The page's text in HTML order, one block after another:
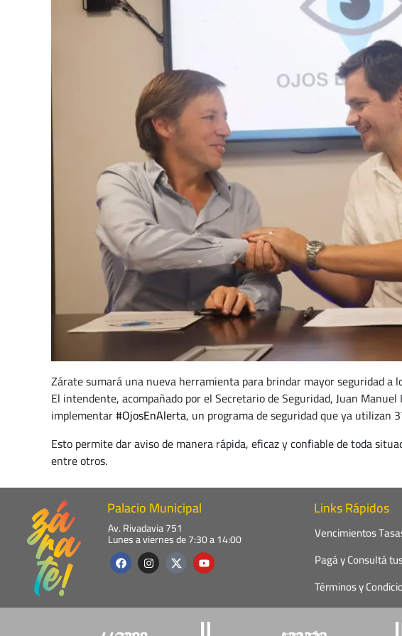
Zárate sumará una nueva herramienta para brindar mayor seguridad a
El intendente, acompañado por el Secretario de Seguridad, Juan
implementar#OjosEnAlerta, un programa de seguridad que ya utilizan
Esto permite dar aviso de manera rápida, eficaz y confiable de toda
entre otros.
Palacio Municipal
Av. Rivadavia 751
Lunes a viernes de 7:30 a 14:00
F
a
c
o
k
I
n
s
g
a
Y
o
u
b
e
Links Rápidos
Vencimientos
Pagá y Consultá
Términos y